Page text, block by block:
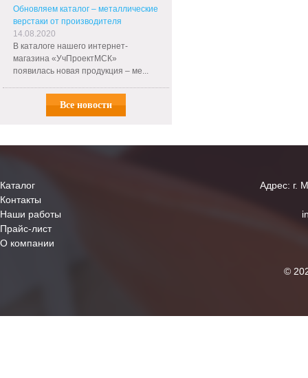
Обновляем каталог – металлические
верстаки от производителя
14.08.2020
В каталоге нашего интернет-
магазина «УчПроектМСК»
появилась новая продукция – ме...
Все новости
Каталог
Контакты
Наши работы
Прайс-лист
О компании
Адрес: г.
©